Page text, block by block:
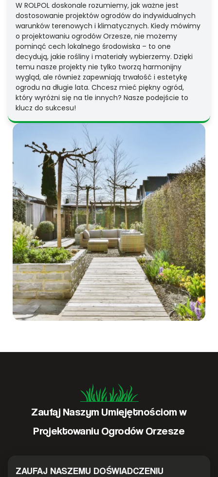
W ROLPOL doskonale rozumiemy, jak ważne jest
dostosowanie projektów ogrodów do indywidualnych
warunków terenowych i klimatycznych. Kiedy mówimy
o projektowaniu ogrodów Orzesze, nie możemy
pominąć cech lokalnego środowiska – to one
decydują, jakie rośliny i materiały wybierzemy. Dzięki
temu nasze projekty nie tylko tworzą harmonijny
wygląd, ale również zapewniają trwałość i estetykę
ogrodu na długie lata. Chcesz mieć piękny ogród,
który wyróżni się na tle innych? Nasze podejście to
klucz do sukcesu!
Zaufaj Naszym Umiejętnościom w
Projektowaniu Ogrodów Orzesze
ZAUFAJ NASZEMU DOŚWIADCZENIU